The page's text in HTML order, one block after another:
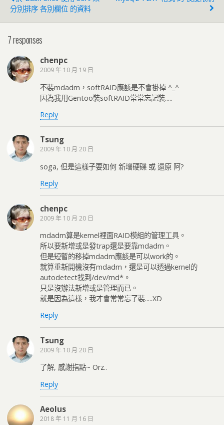
分別排序 各別欄位 的資料
7 responses
chenpc
2009 年 10 月 19 日
不裝mdadm，softRAID應該是不會掛掉 ^_^
因為我用Gentoo裝softRAID常常忘記裝.....
Reply
Tsung
2009 年 10 月 20 日
soga, 但是這樣子要如何 新增硬碟 或 還原 阿?
Reply
chenpc
2009 年 10 月 20 日
mdadm算是kernel裡面RAID模組的管理工具。
所以要新增或是發trap還是要靠mdadm。
但是短暫的移掉mdadm應該是可以work的。
就算重新開機沒有mdadm，還是可以透過kernel的
autodetect找到/dev/md*。
只是沒辦法新增或是管理而已。
就是因為這樣，我才會常常忘了裝.....XD
Reply
Tsung
2009 年 10 月 20 日
了解, 感謝指點~ Orz..
Reply
Aeolus
2018 年 11 月 16 日